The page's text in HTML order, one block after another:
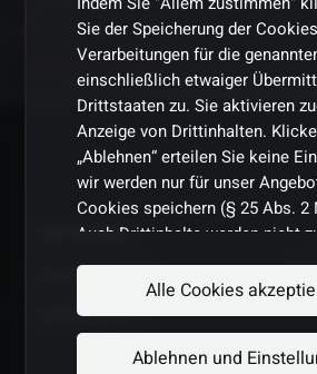
Teilen
IMPRESSUM
HAUSORDNUNG
DATENSCHUTZ
Sie der Speicherung der
Verarbeitungen für die
einschließlich etwaiger
Drittstaaten zu. Sie aktivieren
Anzeige von Drittinhalten.
„Ablehnen“ erteilen Sie keine
wir werden nur für unser
Cookies speichern (§ 25 Abs. 2
Auch Drittinhalte werden nicht
Sie können Ihre Auswahl
Einstellungen (am Seitenende)
Einwilligung mit Wirkung für die
widerrufen. Weitere
Alle Cookies
Ablehnen und